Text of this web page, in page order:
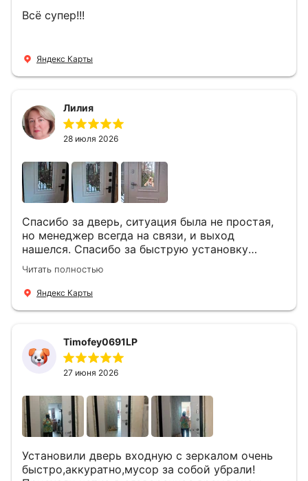
Всё супер!!!
Яндекс Карты
Лилия
28 июля 2026
Спасибо за дверь, ситуация была не простая,
но менеджер всегда на связи, и выход
нашелся. Спасибо за быструю установку
Роману, один и привёз, и установил. Надеюсь,
что дверь нам долго послужит
Читать полностью
Яндекс Карты
Timofey0691LP
27 июня 2026
Установили дверь входную с зеркалом очень
быстро,аккуратно,мусор за собой убрали!